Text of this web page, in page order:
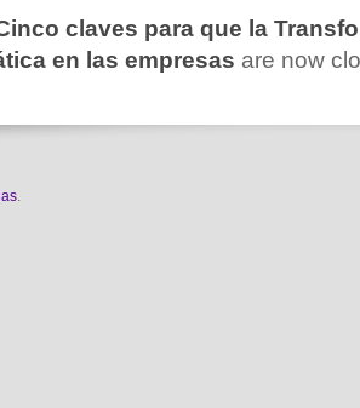
claves para que la
en las empresas are now
.